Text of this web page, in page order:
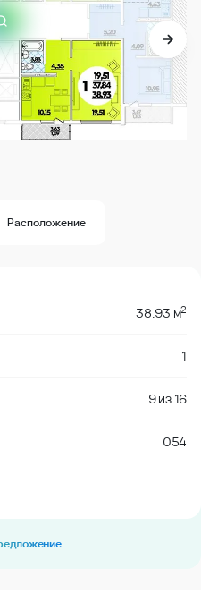
Расположение
38.93 м2
1
9из16
054